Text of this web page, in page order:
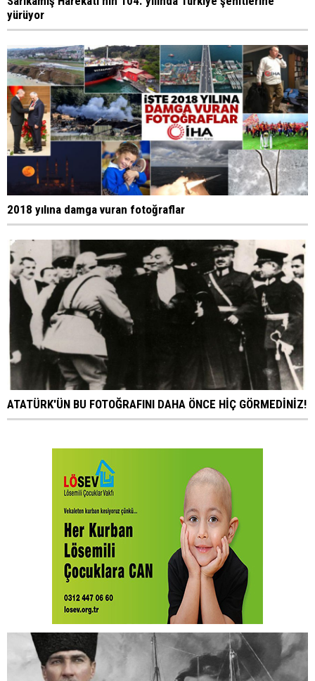
yürüyor
2018 yılına damga vuran fotoğraflar
ATATÜRK'ÜN BU FOTOĞRAFINI DAHA ÖNCE HİÇ GÖRMEDİNİZ!